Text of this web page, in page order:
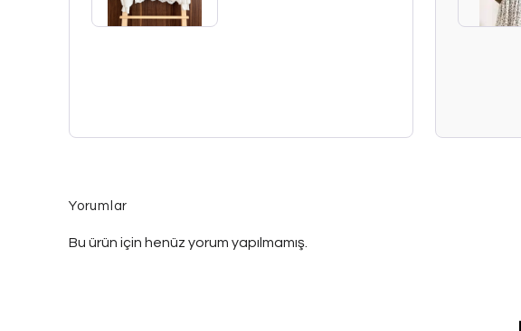
Yorumlar
Bu ürün için henüz yorum yapılmamış.